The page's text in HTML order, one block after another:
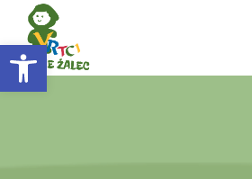
Open toolbar